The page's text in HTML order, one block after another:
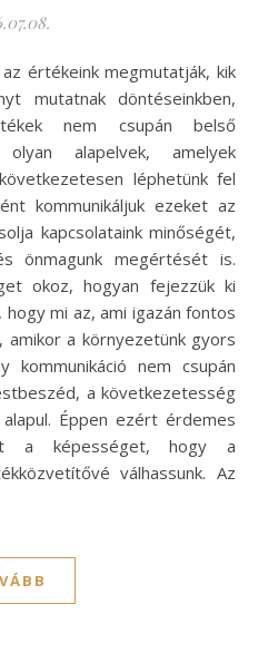
mutatnak döntéseinkben,
nem csupán belső
alapelvek, amelyek
léphetünk fel
kommunikáljuk ezeket az
kapcsolataink minőségét,
önmagunk megértését is.
okoz, hogyan fejezzük ki
mi az, ami igazán fontos
amikor a környezetünk gyors
kommunikáció nem csupán
a következetesség
Éppen ezért érdemes
a képességet, hogy a
válhassunk. Az